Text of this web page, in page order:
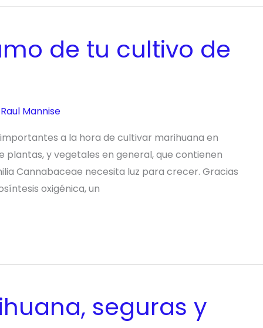
de tu cultivo de
Raul Mannise
a la hora de cultivar marihuana en
plantas, y vegetales en general, que contienen
Cannabaceae necesita luz para crecer. Gracias
oxigénica, un
seguras y